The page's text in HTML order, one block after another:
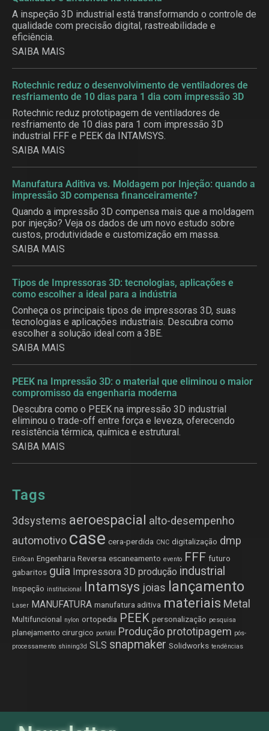
A inspeção 3D industrial está transformando o controle de
qualidade com precisão digital, rastreabilidade e
eficiência.
SAIBA MAIS
Rotechnic reduz o desenvolvimento de ventiladores de
resfriamento de 10 dias para 1 dia com impressão 3D
Rotechnic reduz prototipagem de ventiladores de
resfriamento de 10 dias para 1 com impressão 3D
industrial FFF e PEEK da INTAMSYS.
SAIBA MAIS
Manufatura Aditiva vs. Moldagem por Injeção: quando a
impressão 3D compensa financeiramente?
Quando a impressão 3D compensa mais que a moldagem
por injeção? Veja os dados de um novo estudo sobre
custos, produtividade e customização em massa.
SAIBA MAIS
Tipos de Impressoras 3D: tecnologias, aplicações e
como escolher a ideal para a indústria
Conheça os principais tipos de impressoras 3D, suas
tecnologias e aplicações industriais. Descubra como
escolher a solução ideal com a 3BE.
SAIBA MAIS
PEEK na Impressão 3D: o material que eliminou o maior
compromisso da engenharia moderna
Descubra como o PEEK na impressão 3D industrial
eliminou o trade-off entre força e leveza, oferecendo
resistência térmica, química e estrutural.
SAIBA MAIS
Tags
3dsystems aeroespacial alto-desempenho
automotivo case cera-perdida CNC digitalização dmp
EinScan Engenharia Reversa escaneamento evento FFF futuro
gabaritos guia Impressora 3D produção industrial
Inspeção institucional Intamsys joias lançamento
Laser MANUFATURA manufatura aditiva materiais Metal
Multifuncional nylon ortopedia PEEK personalização pesquisa
planejamento cirurgico portátil Produção prototipagem pós-
processamento shining3d SLS snapmaker Solidworks tendências